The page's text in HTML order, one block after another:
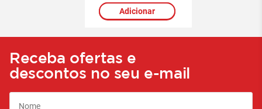
Adicionar
Receba ofertas e
descontos no seu e-mail